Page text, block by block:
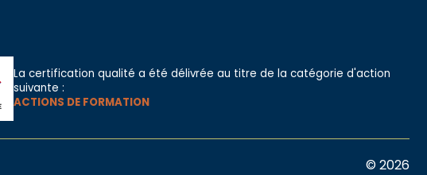
La certification qualité a été délivrée au titre de la catégorie d'action
suivante :
ACTIONS DE FORMATION
© 2026